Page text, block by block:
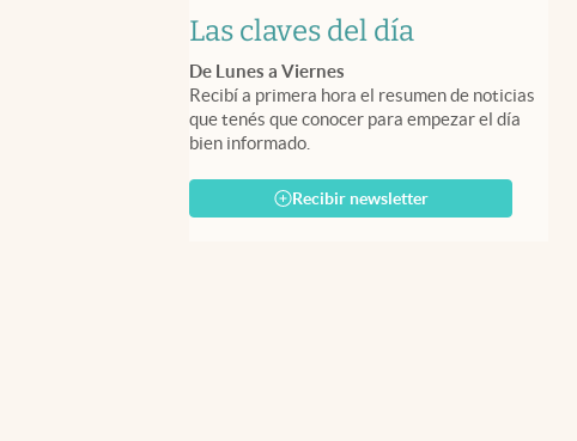
Las claves del día
De Lunes a Viernes
Recibí a primera hora el resumen de noticias
que tenés que conocer para empezar el día
bien informado.
Recibir newsletter